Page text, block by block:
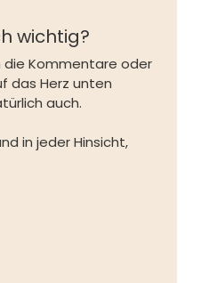
wichtig?
die Kommentare oder
das Herz unten
auch.
in jeder Hinsicht,